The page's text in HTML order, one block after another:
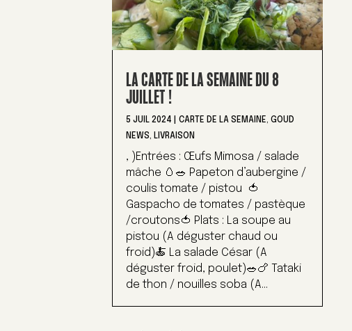
LA CARTE DE LA SEMAINE DU 8
JUILLET !
5 JUIL 2024 |CARTE DE LA SEMAINE,GOUD
NEWS, LIVRAISON
, )Entrées : Œufs Mimosa / salade
mâche 🥚🥗 Papeton d’aubergine /
coulis tomate / pistou 🍅
Gaspacho de tomates / pastèque
/croutons🍅 Plats : La soupe au
pistou (A déguster chaud ou
froid)🍝 La salade César (A
déguster froid, poulet)🥗🍗 Tataki
de thon / nouilles soba (A...